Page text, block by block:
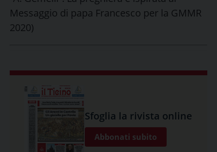
Messaggio di papa Francesco per la GMMR
2020)
Sfoglia la rivista online
Abbonati subito